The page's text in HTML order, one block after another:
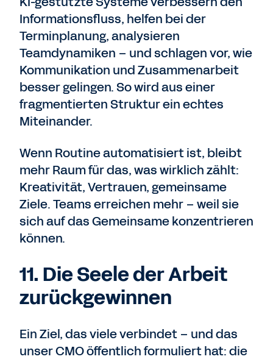
Informationsfluss, helfen bei der
Terminplanung, analysieren
Teamdynamiken – und schlagen vor, wie
Kommunikation und Zusammenarbeit
besser gelingen. So wird aus einer
fragmentierten Struktur ein echtes
Miteinander.
Wenn Routine automatisiert ist, bleibt
mehr Raum für das, was wirklich zählt:
Kreativität, Vertrauen, gemeinsame
Ziele. Teams erreichen mehr – weil sie
sich auf das Gemeinsame konzentrieren
können.
11. Die Seele der Arbeit
zurückgewinnen
Ein Ziel, das viele verbindet – und das
unser CMO öffentlich formuliert hat: die